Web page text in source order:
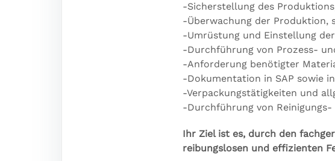
-Sicherstellung des
-Überwachung der Produktion,
-Umrüstung und Einstellung
-Durchführung von Prozess-
-Anforderung benötigter
-Dokumentation in SAP sowie
-Verpackungstätigkeiten und
-Durchführung von
Ihr Ziel ist es, durch den
reibungslosen und effizienten